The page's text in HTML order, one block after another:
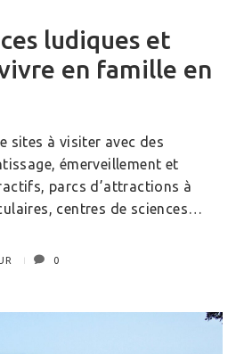
ludiques et
en famille en
sites à visiter avec des
émerveillement et
parcs d’attractions à
centres de sciences…
0